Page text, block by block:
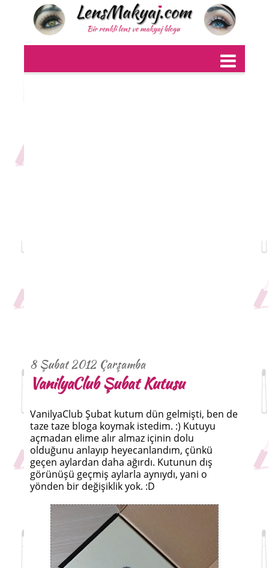
8 Şubat 2012 Çarşamba
VanilyaClub Şubat Kutusu
VanilyaClub Şubat kutum dün gelmişti, ben de
taze taze bloga koymak istedim. :) Kutuyu
açmadan elime alır almaz içinin dolu
olduğunu anlayıp heyecanlandım, çünkü
geçen aylardan daha ağırdı. Kutunun dış
görünüşü geçmiş aylarla aynıydı, yani o
yönden bir değişiklik yok. :D